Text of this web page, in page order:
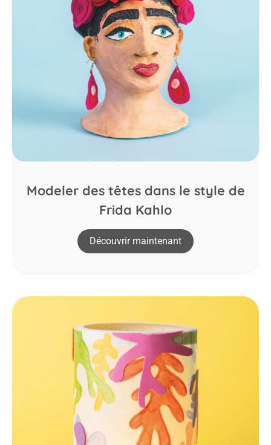
Modeler des têtes dans le style de
Frida Kahlo
Découvrir maintenant